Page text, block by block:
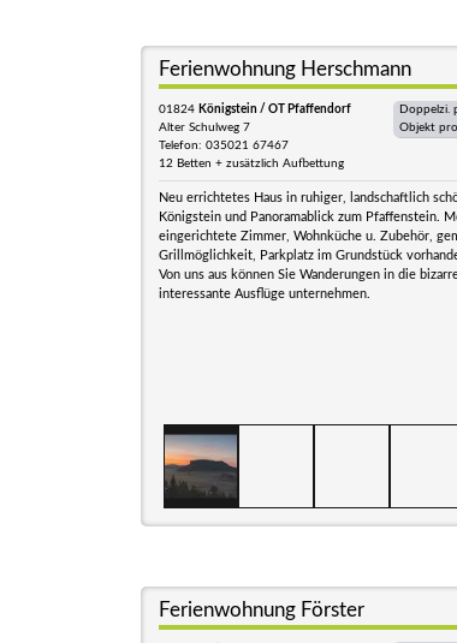
Ferienwohnung Herschmann
01824 Königstein / OT Pfaffendorf
Alter Schulweg 7
Telefon: 035021 67467
12 Betten + zusätzlich Aufbettung
Doppelzi.
Objekt
Neu errichtetes Haus in ruhiger, landschaftlich
Königstein und Panoramablick zum Pfaffenstein.
eingerichtete Zimmer, Wohnküche u. Zubehör,
Grillmöglichkeit, Parkplatz im Grundstück
Von uns aus können Sie Wanderungen in die
interessante Ausflüge unternehmen.
Ferienwohnung Förster